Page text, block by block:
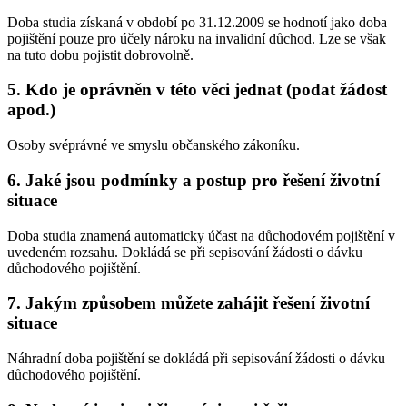
Doba studia získaná v období po 31.12.2009 se hodnotí jako doba
pojištění pouze pro účely nároku na invalidní důchod. Lze se však
na tuto dobu pojistit dobrovolně.
5. Kdo je oprávněn v této věci jednat (podat žádost
apod.)
Osoby svéprávné ve smyslu občanského zákoníku.
6. Jaké jsou podmínky a postup pro řešení životní
situace
Doba studia znamená automaticky účast na důchodovém pojištění v
uvedeném rozsahu. Dokládá se při sepisování žádosti o dávku
důchodového pojištění.
7. Jakým způsobem můžete zahájit řešení životní
situace
Náhradní doba pojištění se dokládá při sepisování žádosti o dávku
důchodového pojištění.